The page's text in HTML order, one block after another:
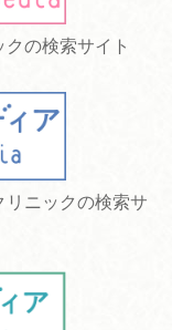
の検索サイト
ニックの検索サ